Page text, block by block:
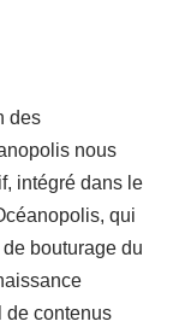
des
nous
intégré dans le
qui
bouturage du
de contenus